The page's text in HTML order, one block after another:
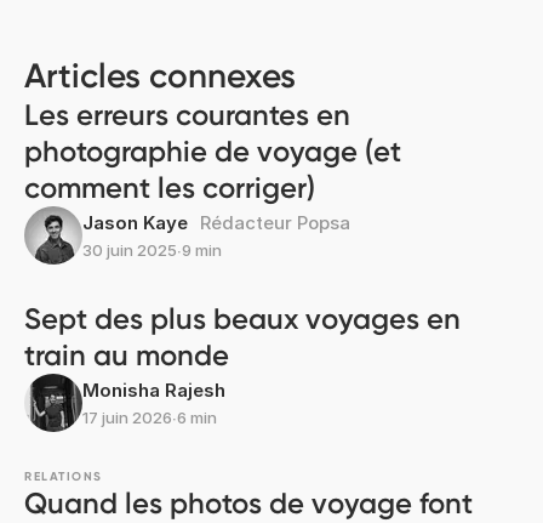
Articles connexes
Les erreurs courantes en
photographie de voyage (et
comment les corriger)
Jason Kaye Rédacteur Popsa
30 juin 2025∙9 min
Sept des plus beaux voyages en
train au monde
Monisha Rajesh
17 juin 2026∙6 min
RELATIONS
Quand les photos de voyage font